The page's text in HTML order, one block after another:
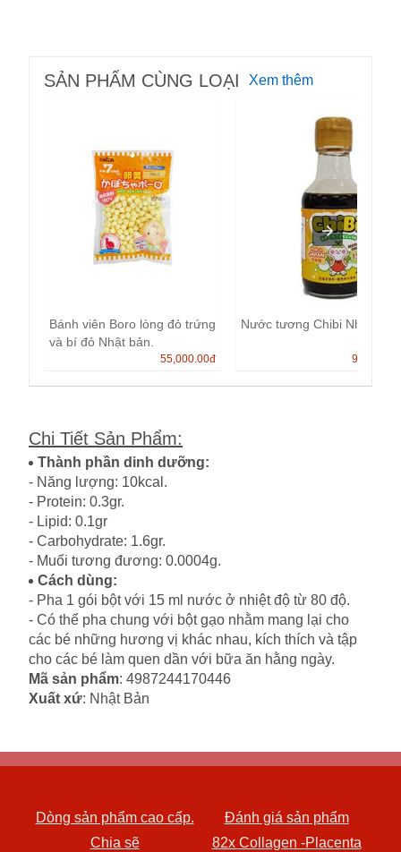
SẢN PHẨM CÙNG LOẠI Xem thêm
Bánh viên Boro lòng đỏ trứng
và bí đỏ Nhật bản.
55,000.00đ
Nước tương Chibi Nhật Bản
99,000.00
Chi Tiết Sản Phẩm:
Thành phần dinh dưỡng:
- Năng lượng: 10kcal.
- Protein: 0.3gr.
- Lipid: 0.1gr
- Carbohydrate: 1.6gr.
- Muối tương đương: 0.0004g.
Cách dùng:
- Pha 1 gói bột với 15 ml nước ở nhiệt độ từ 80 độ.
- Có thể pha chung với bột gạo nhằm mang lại cho
các bé những hương vị khác nhau, kích thích và tập
cho các bé làm quen dần với bữa ăn hằng ngày.
Mã sản phẩm: 4987244170446
Xuất xứ: Nhật Bản
Dòng sản phẩm cao cấp.
Đánh giá sản phẩm
Chia sẽ
82x Collagen -Placenta